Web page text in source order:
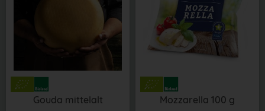
Gouda mittelalt Mozzarella 100 g